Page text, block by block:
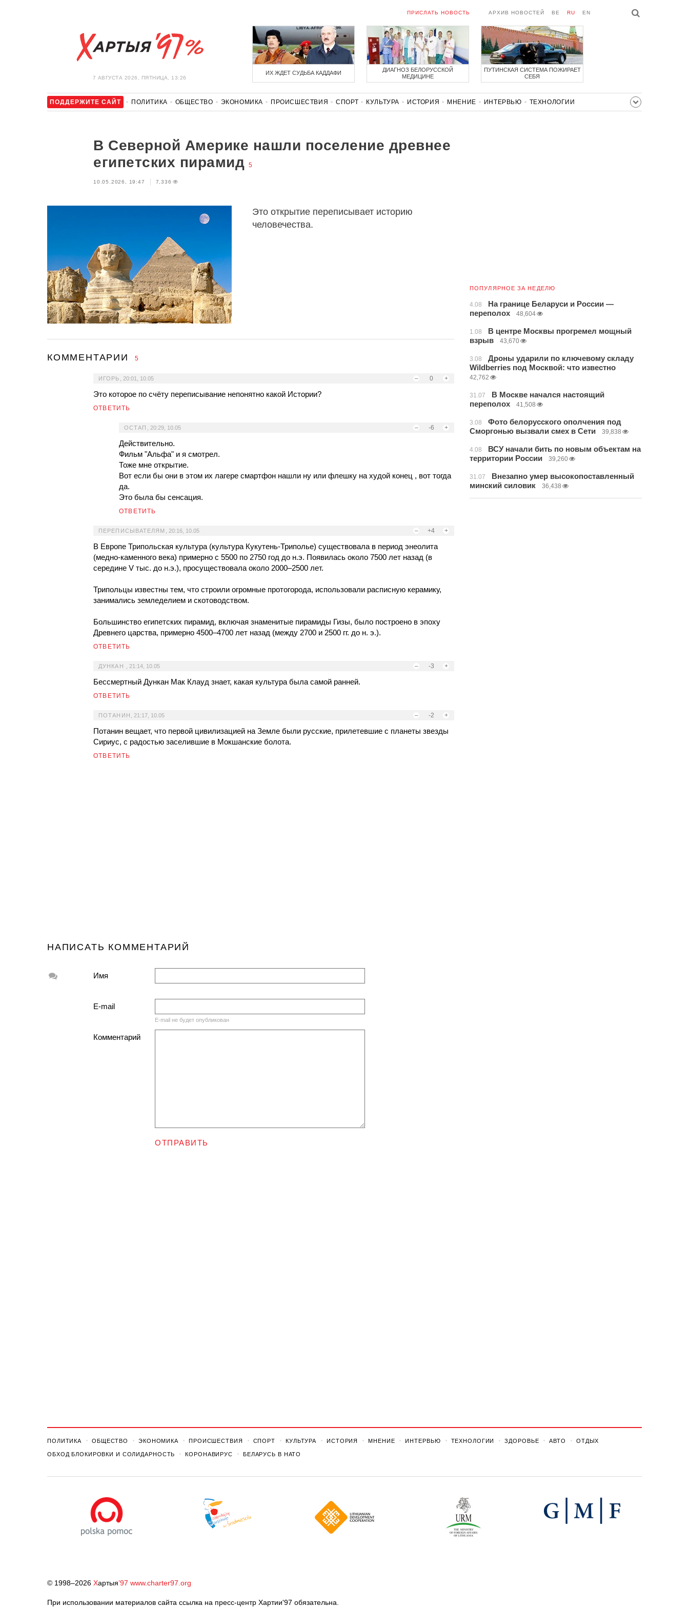
7 АВГУСТА 2026, ПЯТНИЦА, 13:26
ПРИСЛАТЬ НОВОСТЬ АРХИВ НОВОСТЕЙ BE RU EN
ИХ ЖДЕТ СУДЬБА КАДДАФИ
ДИАГНОЗ БЕЛОРУССКОЙ
МЕДИЦИНЕ
ПУТИНСКАЯ СИСТЕМА ПОЖИРАЕТ
СЕБЯ
ПОДДЕРЖИТЕ САЙТ ПОЛИТИКА ОБЩЕСТВО ЭКОНОМИКА ПРОИСШЕСТВИЯ СПОРТ КУЛЬТУРА ИСТОРИЯ МНЕНИЕ ИНТЕРВЬЮ
ТЕХНОЛОГИИ
В Северной Америке нашли поселение древнее
египетских пирамид 5
10.05.2026, 19:47 7,336
Это открытие переписывает историю
человечества.
КОММЕНТАРИИ 5
– 0 +
ИГОРЬ 20:01, 10.05
Это которое по счёту переписывание непонятно какой Истории?
ОТВЕТИТЬ
– -6 +
ОСТАП 20:29, 10.05
Действительно.
Фильм "Альфа" и я смотрел.
Тоже мне открытие.
Вот если бы они в этом их лагере смартфон нашли ну или флешку на худой конец , вот тогда
да.
Это была бы сенсация.
ОТВЕТИТЬ
– +4 +
ПЕРЕПИСЫВАТЕЛЯМ 20:16, 10.05
В Европе Трипольская культура (культура Кукутень-Триполье) существовала в период энеолита
(медно-каменного века) примерно с 5500 по 2750 год до н.э. Появилась около 7500 лет назад (в
середине V тыс. до н.э.), просуществовала около 2000–2500 лет.
Трипольцы известны тем, что строили огромные протогорода, использовали расписную керамику,
занимались земледелием и скотоводством.
Большинство египетских пирамид, включая знаменитые пирамиды Гизы, было построено в эпоху
Древнего царства, примерно 4500–4700 лет назад (между 2700 и 2500 гг. до н. э.).
ОТВЕТИТЬ
– -3 +
ДУНКАН 21:14, 10.05
Бессмертный Дункан Мак Клауд знает, какая культура была самой ранней.
ОТВЕТИТЬ
– -2 +
ПОТАНИН 21:17, 10.05
Потанин вещает, что первой цивилизацией на Земле были русские, прилетевшие с планеты звезды
Сириус, с радостью заселившие в Мокшанские болота.
ОТВЕТИТЬ
НАПИСАТЬ КОММЕНТАРИЙ
Имя
E-mail
E-mail не будет опубликован
Комментарий
ОТПРАВИТЬ
ПОПУЛЯРНОЕ ЗА НЕДЕЛЮ
4.08
На границе Беларуси и России —
переполох
48,604
1.08
В центре Москвы прогремел мощный
взрыв
43,670
3.08
Дроны ударили по ключевому складу
Wildberries под Москвой: что известно
42,762
31.07
В Москве начался настоящий
переполох
41,508
3.08
Фото белорусского ополчения под
Сморгонью вызвали смех в Сети
39,838
4.08
ВСУ начали бить по новым объектам на
территории России
39,260
31.07
Внезапно умер высокопоставленный
минский силовик
36,438
ПОЛИТИКА ОБЩЕСТВО ЭКОНОМИКА ПРОИСШЕСТВИЯ СПОРТ КУЛЬТУРА ИСТОРИЯ МНЕНИЕ ИНТЕРВЬЮ ТЕХНОЛОГИИ ЗДОРОВЬЕ АВТО ОТДЫХ
ОБХОД БЛОКИРОВКИ И СОЛИДАРНОСТЬ КОРОНАВИРУС БЕЛАРУСЬ В НАТО
© 1998–2026 Хартыя’97 www.charter97.org
При использовании материалов сайта ссылка на пресс-центр Хартии'97 обязательна.